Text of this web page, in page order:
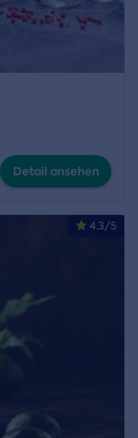
Detail ansehen
4.3/5